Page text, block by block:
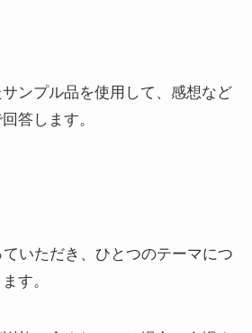
ンプル品を使用して、感想など
答します。
いただき、ひとつのテーマにつ
す。